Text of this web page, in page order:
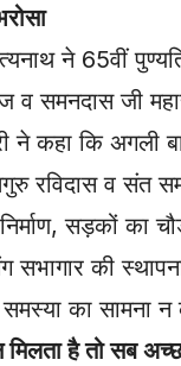
ने 65वीं
व समनदास जी
ने कहा कि अगली
रविदास व संत
सड़कों का
सभागार की
का सामना
मिलता है तो सब